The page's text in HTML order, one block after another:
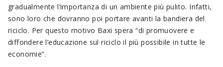
gradualmente l’importanza di un ambiente più pulito. Infatti,
sono loro che dovranno poi portare avanti la bandiera del
riciclo. Per questo motivo Baxi spera “di promuovere e
diffondere l’educazione sul riciclo il più possibile in tutte le
economie”.